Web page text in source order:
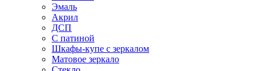
Эмаль
Акрил
ДСП
С патиной
Шкафы-купе с зеркалом
Матовое зеркало